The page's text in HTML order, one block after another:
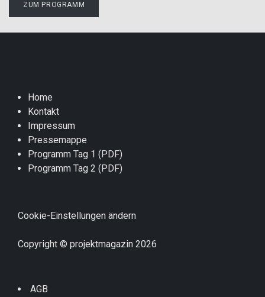
ZUM PROGRAMM
Home
Kontakt
Impressum
Pressemappe
Programm Tag 1 (PDF)
Programm Tag 2 (PDF)
Cookie-Einstellungen ändern
Copyright © projektmagazin 2026
AGB